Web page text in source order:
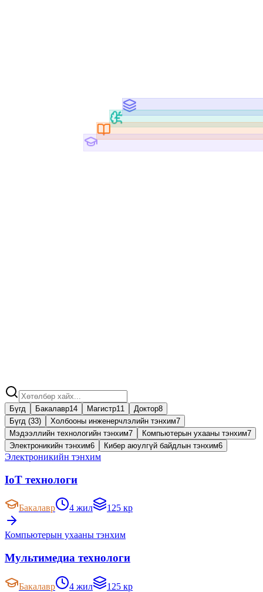
Бүгд Бакалавр14 Магистр11 Доктор8
Бүгд (33)
Холбооны инженерчлэлийн тэнхим7
Мэдээллийн технологийн тэнхим7 Компьютерын ухааны тэнхим7
Электроникийн тэнхим6 Кибер аюулгүй байдлын тэнхим6
Электроникийн тэнхим
IoT технологи
Бакалавр 4 жил 125 кр
Компьютерын ухааны тэнхим
Мультимедиа технологи
Бакалавр 4 жил 125 кр